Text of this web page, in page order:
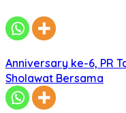
Anniversary ke-6, PR
Sholawat Bersama